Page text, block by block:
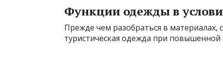
Функции одежды в
Прежде чем разобраться в
туристическая одежда при повышенной